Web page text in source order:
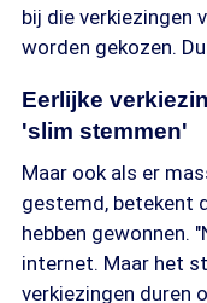
bij die verkiezingen
worden gekozen.
Eerlijke
'slim stemmen'
Maar ook als er
gestemd, betekent
hebben gewonnen.
internet. Maar het
verkiezingen duren